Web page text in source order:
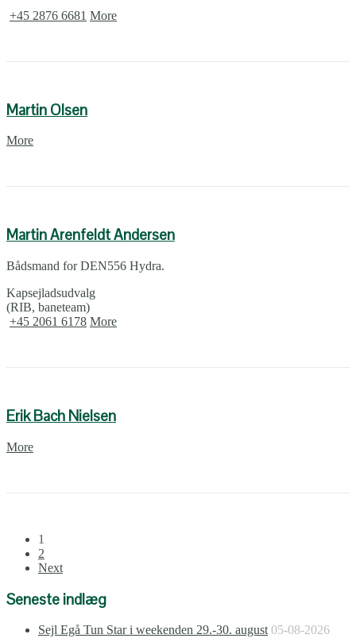
+45 2876 6681 More
Martin Olsen
More
Martin Arenfeldt Andersen
Bådsmand for DEN556 Hydra.
Kapsejladsudvalg
(RIB, baneteam)
+45 2061 6178 More
Erik Bach Nielsen
More
1
2
Next
Seneste indlæg
Sejl Egå Tun Star i weekenden 29.-30. august 05-08-2026